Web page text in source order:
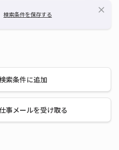
検索条件を保存する close
索条件に追加
事メールを受け取る